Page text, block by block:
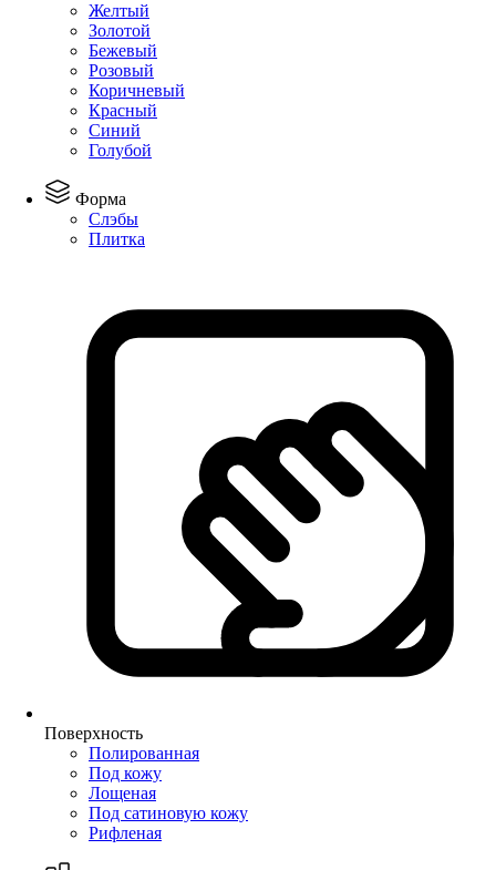
Желтый
Золотой
Бежевый
Розовый
Коричневый
Красный
Синий
Голубой
Форма
Слэбы
Плитка
Поверхность
Полированная
Под кожу
Лощеная
Под сатиновую кожу
Рифленая